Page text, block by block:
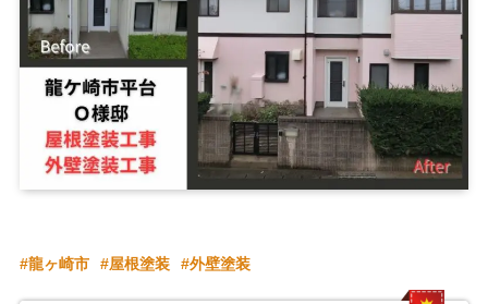
龍ヶ崎市 屋根塗装 外壁塗装